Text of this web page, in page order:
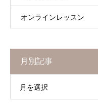
オンラインレッスン
月別記事
月を選択